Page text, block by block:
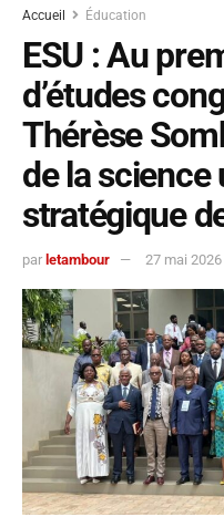
Accueil Éducation
ESU : Au
d’études
Thérèse
de la science
stratégique
par letambour 27 mai 2026